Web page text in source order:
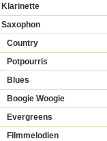
Klarinette
Saxophon
Country
Potpourris
Blues
Boogie Woogie
Evergreens
Filmmelodien